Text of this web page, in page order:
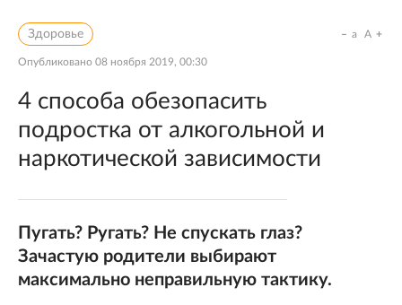
Здоровье
Опубликовано 08 ноября 2019, 00:30
a A
4 способа обезопасить
подростка от алкогольной и
наркотической зависимости
Пугать? Ругать? Не спускать глаз?
Зачастую родители выбирают
максимально неправильную тактику.